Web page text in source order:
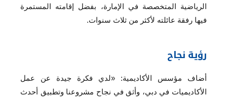
الرياضية المتخصصة في الإمارة، بفضل إقامته المستمرة
فيها رفقة عائلته لأكثر من ثلاث سنوات.
رؤية نجاح
أضاف مؤسس الأكاديمية: «لدي فكرة جيدة عن عمل
الأكاديميات في دبي، وأثق في نجاح مشروعنا وتطبيق أحدث